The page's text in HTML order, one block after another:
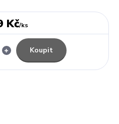
Kč/ks
Koupit